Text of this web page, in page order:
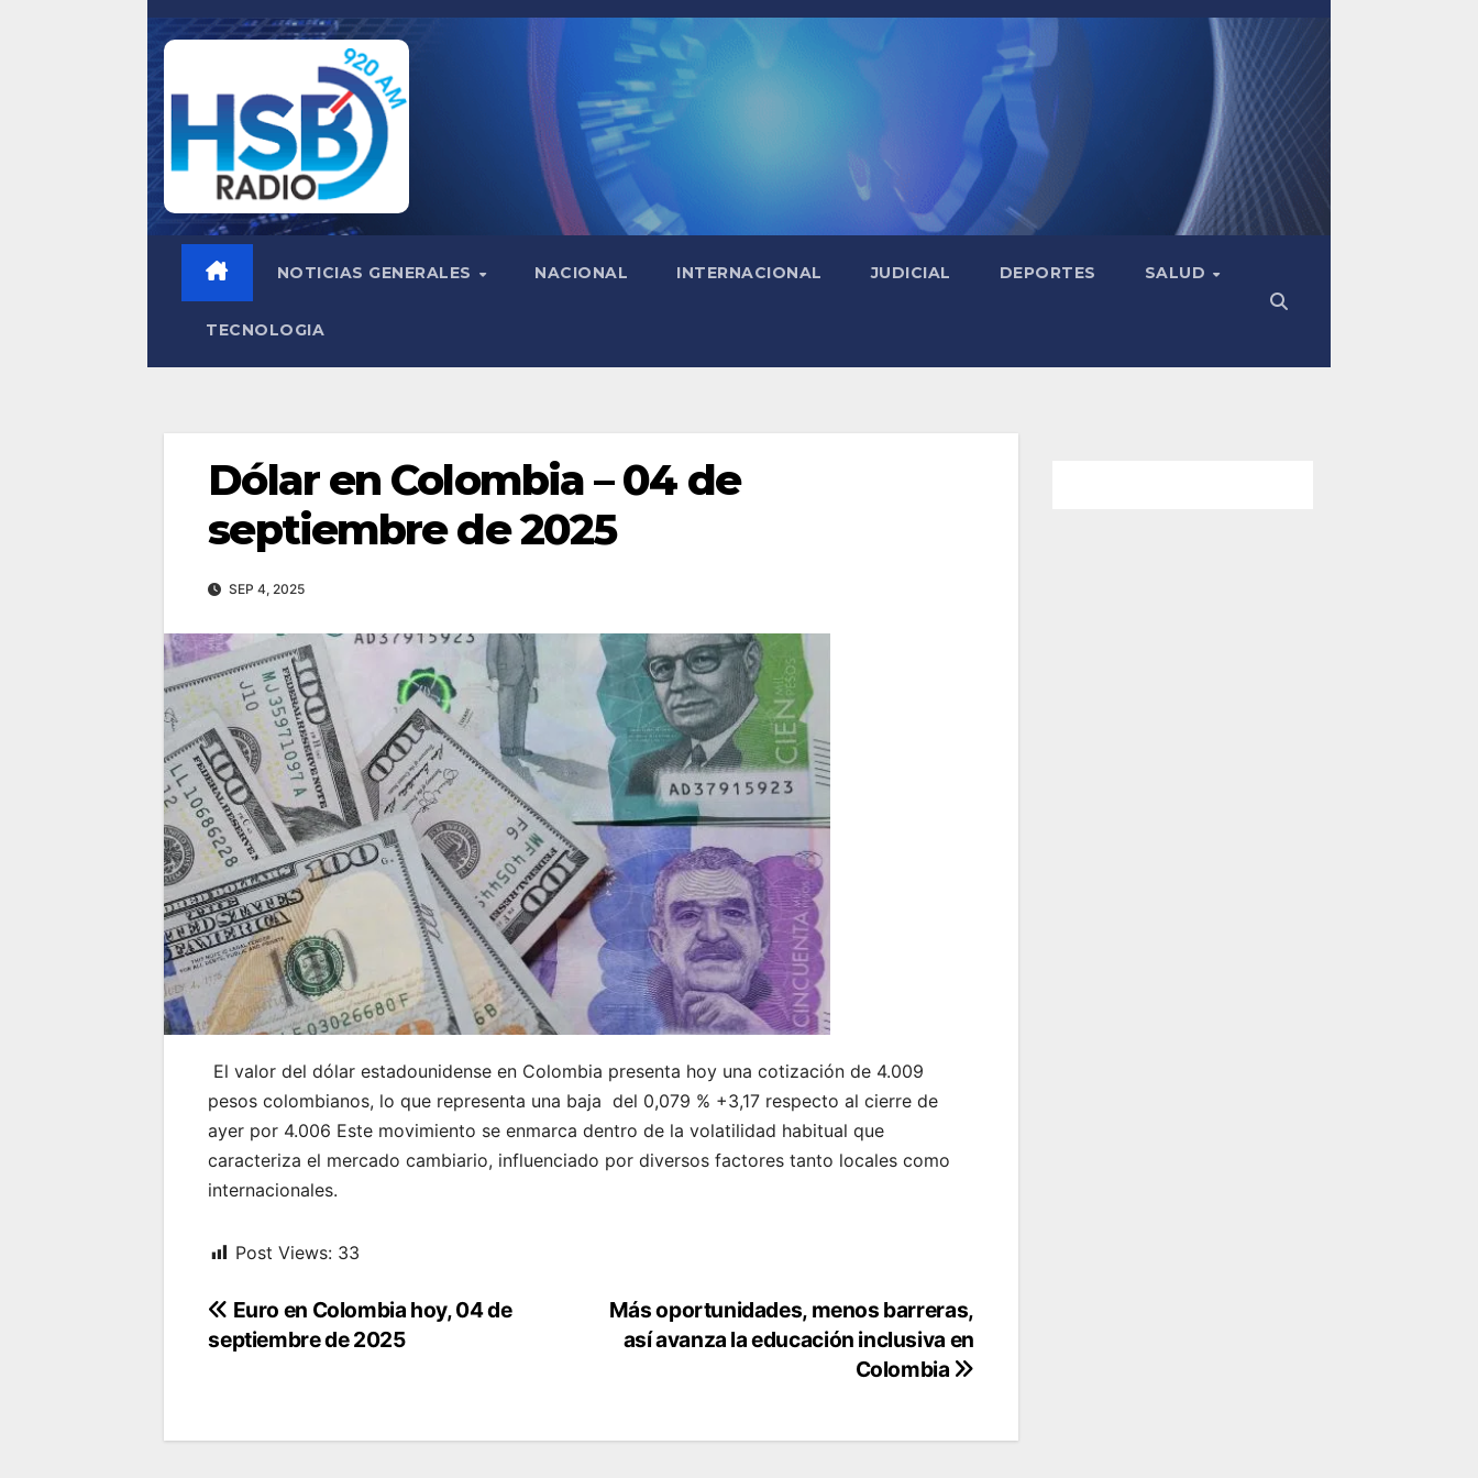
Saltar
contenido
NOTICIAS GENERALES NACIONAL INTERNACIONAL JUDICIAL DEPORTES SALUD
TECNOLOGIA
Dólar en Colombia – 04 de
septiembre de 2025
SEP 4, 2025
El valor del dólar estadounidense en Colombia presenta hoy una cotización de 4.009
pesos colombianos, lo que representa una baja del 0,079 % +3,17 respecto al cierre de
ayer por 4.006 Este movimiento se enmarca dentro de la volatilidad habitual que
caracteriza el mercado cambiario, influenciado por diversos factores tanto locales como
internacionales.
Post Views: 33
Navegación
de
Más oportunidades, menos barreras,
así avanza la educación inclusiva en
Colombia
Euro en Colombia hoy, 04 de
septiembre de 2025